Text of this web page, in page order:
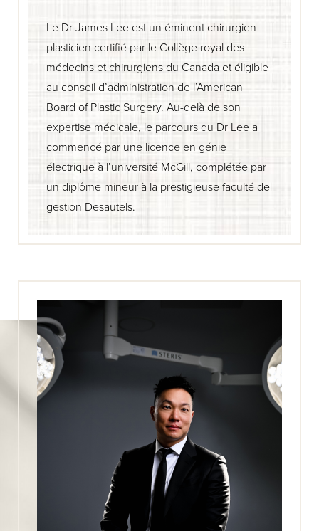
Le Dr James Lee est un éminent chirurgien
plasticien certifié par le Collège royal des
médecins et chirurgiens du Canada et éligible
au conseil d’administration de l’American
Board of Plastic Surgery. Au-delà de son
expertise médicale, le parcours du Dr Lee a
commencé par une licence en génie
électrique à l’université McGill, complétée par
un diplôme mineur à la prestigieuse faculté de
gestion Desautels.